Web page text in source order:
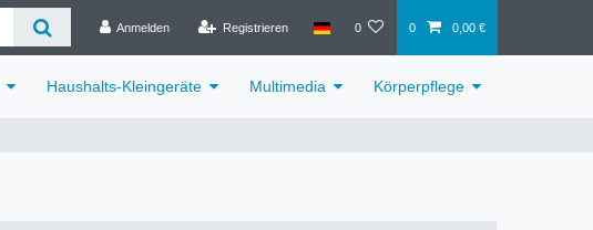
Anmelden Registrieren 0 0 0,00 €
Haushalts-Kleingeräte Multimedia Körperpflege